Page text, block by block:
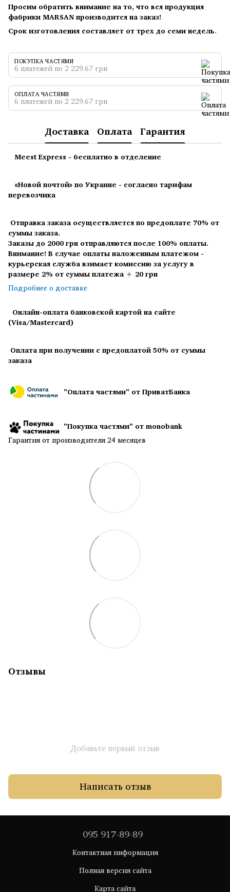
Просим обратить внимание на то, что вся продукция
фабрики MARSAN производится на заказ!
Срок изготовления составляет от трех до семи недель.
ПОКУПКА ЧАСТЯМИ
6 платежей по 2 229.67 грн
ОПЛАТА ЧАСТЯМИ
6 платежей по 2 229.67 грн
Доставка Оплата Гарантия
Meest Express - бесплатно в отделение
«Новой почтой» по Украине - согласно тарифам
перевозчика
Отправка заказа осуществляется по предоплате 70% от
суммы заказа.
Заказы до 2000 грн отправляются после 100% оплаты.
Внимание! В случае оплаты наложенным платежом -
курьерская служба взимает комиссию за услугу в
размере 2% от суммы платежа + 20 грн
Подробнее о доставке
Онлайн-оплата банковской картой на сайте
(Visa/Mastercard)
Оплата при получении с предоплатой 50% от суммы
заказа
"Оплата частями" от ПриватБанка
"Покупка частями" от monobank
Гарантия от производителя 24 месяцев
Отзывы
Добавьте первый отзыв
Написать отзыв
095 917-89-89
Контактная информация
Полная версия сайта
Карта сайта